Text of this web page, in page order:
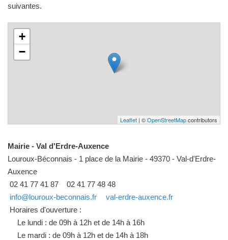
suivantes.
+
−
Leaflet | ©OpenStreetMapcontributors
Mairie - Val d'Erdre-Auxence
Louroux-Béconnais - 1 place de la Mairie - 49370 - Val-d'Erdre-
Auxence
02 41 77 41 87
02 41 77 48 48
info@louroux-beconnais.fr
val-erdre-auxence.fr
Horaires d'ouverture :
Le lundi : de 09h à 12h et de 14h à 16h
Le mardi : de 09h à 12h et de 14h à 18h